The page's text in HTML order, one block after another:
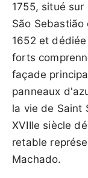
1755, situé sur
São
1652 et
forts
façade
panneaux
la vie de Saint
XVIIIe siècle
retable
Machado.